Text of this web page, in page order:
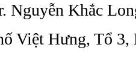
Nguyễn Khắc
Việt Hưng, Tổ